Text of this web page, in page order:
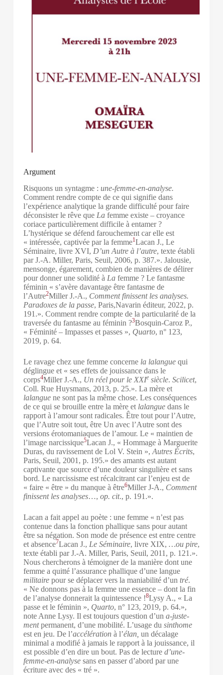
Argument
Risquons un syntagme : une-femme-en-analyse.
Comment rendre compte de ce qui signifie dans
l’expérience analytique la grande difficulté pour faire
déconsister le rêve que Lafemme existe – croyance
coriace particulièrement difficile à entamer ?
L’hystérique se défend farouchement car elle est
« intéressée, captivée par la femme1Lacan J., Le
Séminaire, livre XVI, D’un Autre à l’autre, texte établi
par J.-A. Miller, Paris, Seuil, 2006, p. 387.». Jalousie,
mensonge, égarement, combien de manières de délirer
pour donner une solidité à Lafemme ? Le fantasme
féminin « s’avère davantage être fantasme de
l’Autre2Miller J.-A., Comment finissent les analyses.
Paradoxes de la passe, Paris,Navarin éditeur, 2022, p.
191.». Comment rendre compte de la particularité de la
traversée du fantasme au féminin ?3Bosquin-Caroz P.,
« Féminité – Impasses et passes », Quarto, n° 123,
2019, p. 64.
Le ravage chez une femme concerne la lalanguequi
déglingue et « ses effets de jouissance dans le
corps4Miller J.-A., Un réel pour le XXIesiècle. Scilicet,
Coll. Rue Huysmans, 2013, p. 25.». La mère et
lalanguene sont pas la même chose. Les conséquences
de ce qui se brouille entre la mère etlalangue dans le
rapport à l’amour sont radicales. Être tout pour l’Autre,
que l’Autre soit tout, être Un avec l’Autre sont des
versions érotomaniaques de l’amour. Le « maintien de
l’image narcissique5Lacan J., « Hommage à Marguerite
Duras, du ravissement de Lol V. Stein », Autres Écrits,
Paris, Seuil, 2001, p. 195.» des amants est autant
captivante que source d’une douleur singulière et sans
bord. Le narcissisme est récalcitrant car l’enjeu est de
« faire « être » du manque à être6Miller J-A., Comment
finissent les analyses…, op. cit., p. 191.».
Lacan a fait appel au poète : une femme « n’est pas
contenue dans la fonction phallique sans pour autant
être sa négation. Son mode de présence est entre centre
et absence7Lacan J., Le Séminaire, livre XIX, …ou pire,
texte établi par J.-A. Miller, Paris, Seuil, 2011, p. 121.».
Nous chercherons à témoigner de la manière dont une
femme a quitté l’assurance phallique d’une langue
militairepour se déplacer vers la maniabilité d’un tré.
« Ne donnons pas à la femme une essence – dont la fin
de l’analyse donnerait la quintessence !8Lysy A., « La
passe et le féminin », Quarto, n° 123, 2019, p. 64.»,
note Anne Lysy. Il est toujours question d’un a-juste-
mentpermanent, d’une mobilité. L’usage du sinthome
est en jeu. De l’accélérationà l’élan, un décalage
minimal a modifié à jamais le rapport à la jouissance, il
est possible d’en dire un bout. Pas de lecture d’une-
femme-en-analysesans en passer d’abord par une
écriture avec des « tré ».